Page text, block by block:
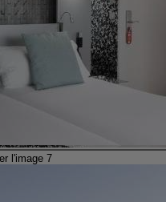
l'image 7